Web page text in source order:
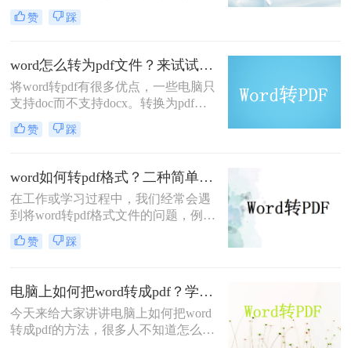
不想修改文档内容时，我们会把word
转pdf，因为PDF文件格式稳定，观赏
法？当然，今天，小编就为大家介绍
一下电脑word怎么转pdf的方法，希望
家有所帮助。
赞 踩
word怎么转为pdf文件？来试试这2个方法，操作简单又实用！
将word转pdf有很多优点，一些电脑只
支持doc而不支持docx。转换为pdf
后，您可以使用pdf软件而不是word打
开它。此外，当您向其他人发送word
防止被篡改。那么word怎么转为pdf文
件呢？下面就来给大家具体讲讲。
赞 踩
word如何转pdf格式？二种简单的方法分享给你！精准高效！
在工作或学习过程中，我们经常会遇
到将word转pdf格式文件的问题，例如
提供给客户的信息。当我们不希望他
们在文档中进行一些操作时，我们可
来教会大家。
赞 踩
电脑上如何把word转成pdf？学会这三种方法，从此文件格式转换不求人
今天来给大家讲讲电脑上如何把word
转成pdf的方法，很多人不知道怎么转